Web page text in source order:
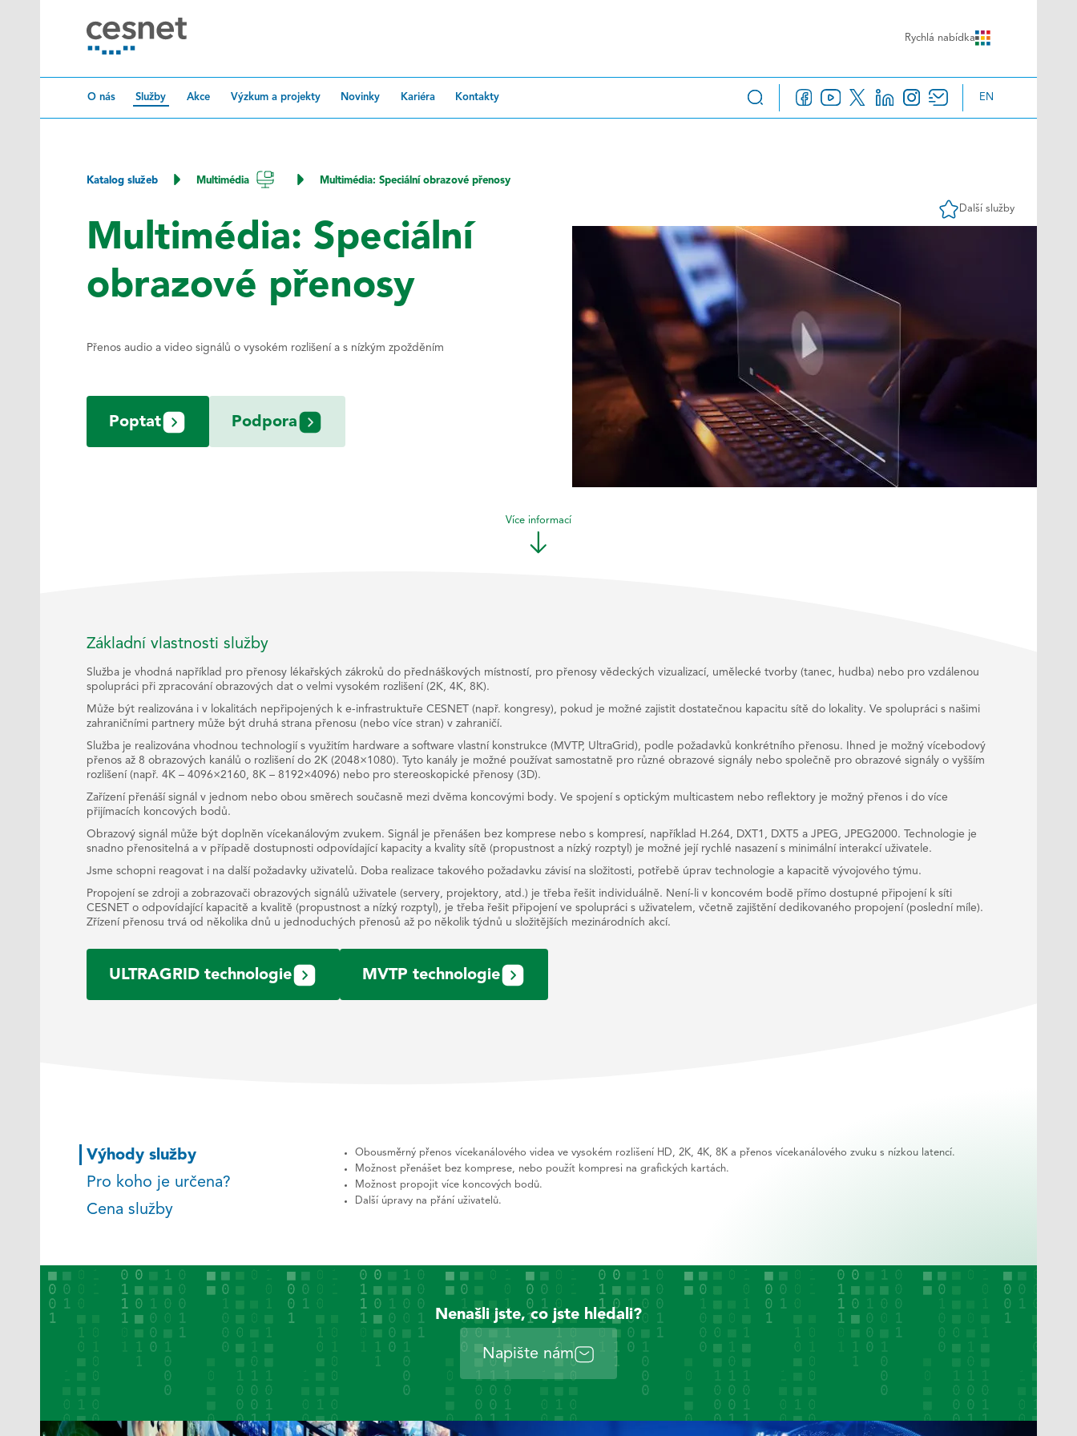
Přeskočit na obsah Rychlá nabídka
O nás Služby Akce Výzkum a projekty Novinky Kariéra Kontakty EN
Katalog služeb Multimédia Multimédia: Speciální obrazové přenosy
Multimédia: Speciální
obrazové přenosy
Přenos audio a video signálů o vysokém rozlišení a s nízkým zpožděním
Poptat Podpora
Další služby
Více informací
Základní vlastnosti služby
Služba je vhodná například pro přenosy lékařských zákroků do přednáškových místností, pro přenosy vědeckých vizualizací, umělecké tvorby (tanec, hudba) nebo pro vzdálenou
spolupráci při zpracování obrazových dat o velmi vysokém rozlišení (2K, 4K, 8K).
Může být realizována i v lokalitách nepřipojených k e-infrastruktuře CESNET (např. kongresy), pokud je možné zajistit dostatečnou kapacitu sítě do lokality. Ve spolupráci s našimi
zahraničními partnery může být druhá strana přenosu (nebo více stran) v zahraničí.
Služba je realizována vhodnou technologií s využitím hardware a software vlastní konstrukce (MVTP, UltraGrid), podle požadavků konkrétního přenosu. Ihned je možný vícebodový
přenos až 8 obrazových kanálů o rozlišení do 2K (2048×1080). Tyto kanály je možné používat samostatně pro různé obrazové signály nebo společně pro obrazové signály o vyšším
rozlišení (např. 4K – 4096×2160, 8K – 8192×4096) nebo pro stereoskopické přenosy (3D).
Zařízení přenáší signál v jednom nebo obou směrech současně mezi dvěma koncovými body. Ve spojení s optickým multicastem nebo reflektory je možný přenos i do více
přijímacích koncových bodů.
Obrazový signál může být doplněn vícekanálovým zvukem. Signál je přenášen bez komprese nebo s kompresí, například H.264, DXT1, DXT5 a JPEG, JPEG2000. Technologie je
snadno přenositelná a v případě dostupnosti odpovídající kapacity a kvality sítě (propustnost a nízký rozptyl) je možné její rychlé nasazení s minimální interakcí uživatele.
Jsme schopni reagovat i na další požadavky uživatelů. Doba realizace takového požadavku závisí na složitosti, potřebě úprav technologie a kapacitě vývojového týmu.
Propojení se zdroji a zobrazovači obrazových signálů uživatele (servery, projektory, atd.) je třeba řešit individuálně. Není-li v koncovém bodě přímo dostupné připojení k síti
CESNET o odpovídající kapacitě a kvalitě (propustnost a nízký rozptyl), je třeba řešit připojení ve spolupráci s uživatelem, včetně zajištění dedikovaného propojení (poslední míle).
Zřízení přenosu trvá od několika dnů u jednoduchých přenosů až po několik týdnů u složitějších mezinárodních akcí.
ULTRAGRID technologie MVTP technologie
Výhody služby
Obousměrný přenos vícekanálového videa ve vysokém rozlišení HD, 2K, 4K, 8K a přenos vícekanálového zvuku s nízkou latencí.
Možnost přenášet bez komprese, nebo použít kompresi na grafických kartách.
Možnost propojit více koncových bodů.
Další úpravy na přání uživatelů.
Pro koho je určena?
Cena služby
Nenašli jste, co jste hledali?
Napište nám